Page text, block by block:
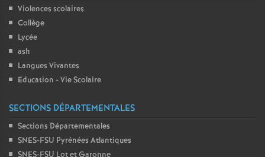
Violences scolaires
Collège
Lycée
ash
Langues Vivantes
Education - Vie Scolaire
SECTIONS DÉPARTEMENTALES
Sections Départementales
SNES-FSU Pyrénées Atlantiques